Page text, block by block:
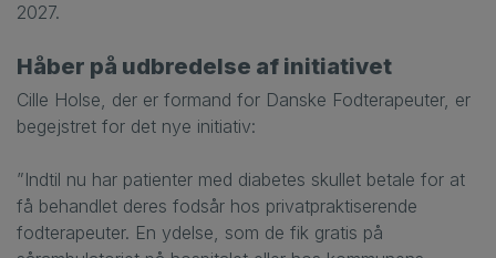
2027.
Håber på udbredelse af initiativet
Cille Holse, der er formand for Danske Fodterapeuter, er
begejstret for det nye initiativ:
”Indtil nu har patienter med diabetes skullet betale for at
få behandlet deres fodsår hos privatpraktiserende
fodterapeuter. En ydelse, som de fik gratis på